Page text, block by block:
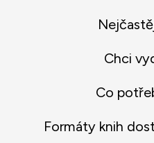
Chci
Co
Formáty knih